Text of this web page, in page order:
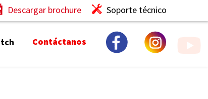
Descargar brochure Soporte técnico
Contáctanos